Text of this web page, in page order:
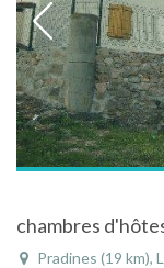
Pradines (19 km),